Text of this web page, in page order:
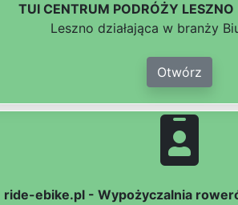
TUI CENTRUM PODRÓŻY LESZNO
Leszno działająca w branży
Otwórz
ride-ebike.pl - Wypożyczalnia